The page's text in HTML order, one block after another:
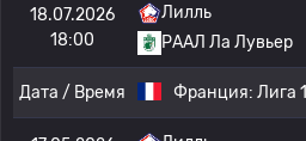
18.07.2026
18:00
Лилль
РААЛ Ла Лувьер
Дата / Время Франция: Лига 1